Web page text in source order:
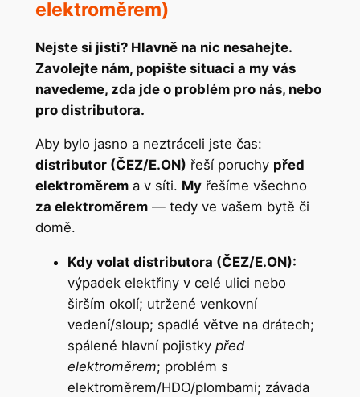
elektroměrem)
Nejste si jisti? Hlavně na nic nesahejte.
Zavolejte nám, popište situaci a my vás
navedeme, zda jde o problém pro nás, nebo
pro distributora.
Aby bylo jasno a neztráceli jste čas:
distributor (ČEZ/E.ON) řeší poruchy před
elektroměrema v síti. Myřešíme všechno
za elektroměrem— tedy ve vašem bytě či
domě.
Kdy volat distributora (ČEZ/E.ON):
výpadek elektřiny v celé ulici nebo
širším okolí; utržené venkovní
vedení/sloup; spadlé větve na drátech;
spálené hlavní pojistky před
elektroměrem; problém s
elektroměrem/HDO/plombami; závada